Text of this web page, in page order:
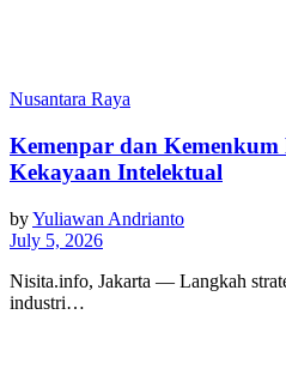
Nusantara Raya
Kemenpar dan
Kekayaan Intelektual
byYuliawan Andrianto
July 5, 2026
Nisita.info, Jakarta — Langkah
industri…